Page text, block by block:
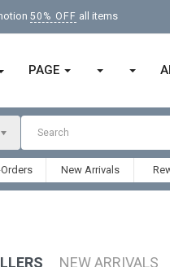
50% OFF all items
PAGE
New Arrivals
NEW ARRIVALS